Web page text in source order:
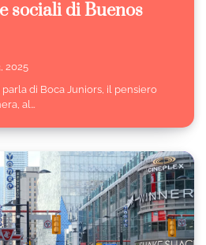
sociali di Buenos
2025
di Boca Juniors, il pensiero
al…